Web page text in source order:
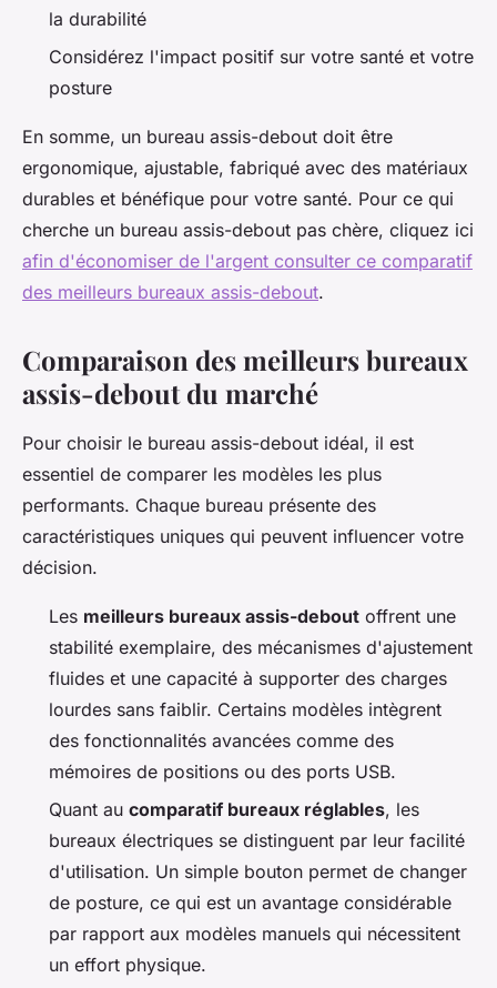
la durabilité
Considérez l'impact positif sur votre santé et votre
posture
En somme, un bureau assis-debout doit être
ergonomique, ajustable, fabriqué avec des matériaux
durables et bénéfique pour votre santé. Pour ce qui
cherche un bureau assis-debout pas chère, cliquez ici
afin d'économiser de l'argent consulter ce comparatif
des meilleurs bureaux assis-debout.
Comparaison des meilleurs bureaux
assis-debout du marché
Pour choisir le bureau assis-debout idéal, il est
essentiel de comparer les modèles les plus
performants. Chaque bureau présente des
caractéristiques uniques qui peuvent influencer votre
décision.
Les meilleurs bureaux assis-debout offrent une
stabilité exemplaire, des mécanismes d'ajustement
fluides et une capacité à supporter des charges
lourdes sans faiblir. Certains modèles intègrent
des fonctionnalités avancées comme des
mémoires de positions ou des ports USB.
Quant au comparatif bureaux réglables, les
bureaux électriques se distinguent par leur facilité
d'utilisation. Un simple bouton permet de changer
de posture, ce qui est un avantage considérable
par rapport aux modèles manuels qui nécessitent
un effort physique.